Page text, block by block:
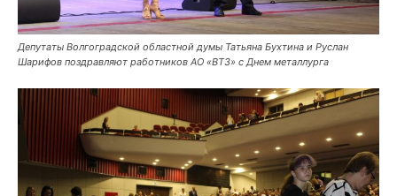
Депутаты Волгоградской областной думы Татьяна Бухтина и Руслан
Шарифов поздравляют работников АО «ВТЗ» с Днем металлурга